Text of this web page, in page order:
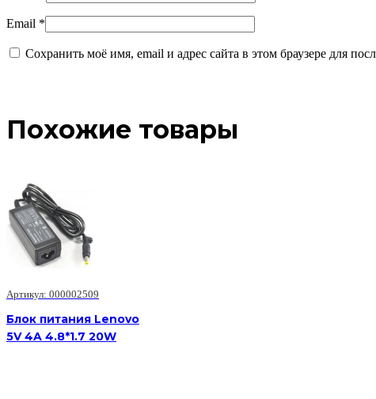
Email *
Сохранить моё имя, email и адрес сайта в этом браузере для
Похожие товары
Артикул: 000002509
Блок питания Lenovo
5V 4A 4.8*1.7 20W